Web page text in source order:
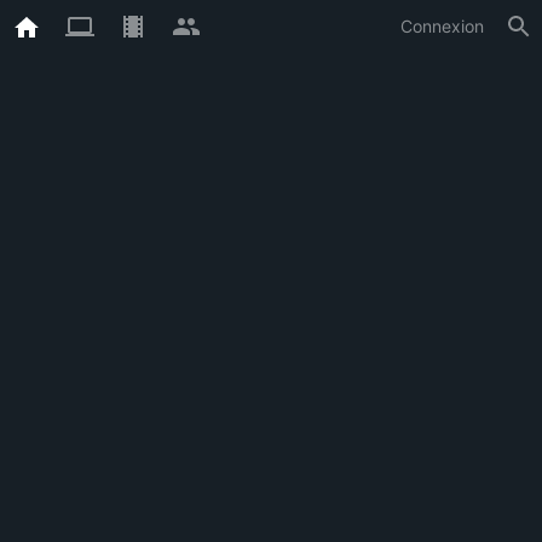
Connexion